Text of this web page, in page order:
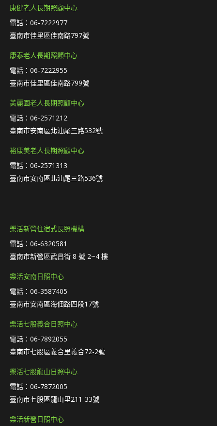
康健老人長期照顧中心
電話：06-7222977
臺南市佳里區佳南路797號
康泰老人長期照顧中心
電話：06-7222955
臺南市佳里區佳南路799號
美麗園老人長期照顧中心
電話：06-2571212
臺南市安南區北汕尾三路532號
裕康美老人長期照顧中心
電話：06-2571313
臺南市安南區北汕尾三路536號
樂活新營住宿式長照機構
電話：06-6320581
臺南市新營區武昌街 8 號 2~4 樓
樂活安南日照中心
電話：06-3587405
臺南市安南區海佃路四段17號
樂活七股義合日照中心
電話：06-7892055
臺南市七股區義合里義合72-2號
樂活七股龍山日照中心
電話：06-7872005
臺南市七股區龍山里211-33號
樂活新營日照中心